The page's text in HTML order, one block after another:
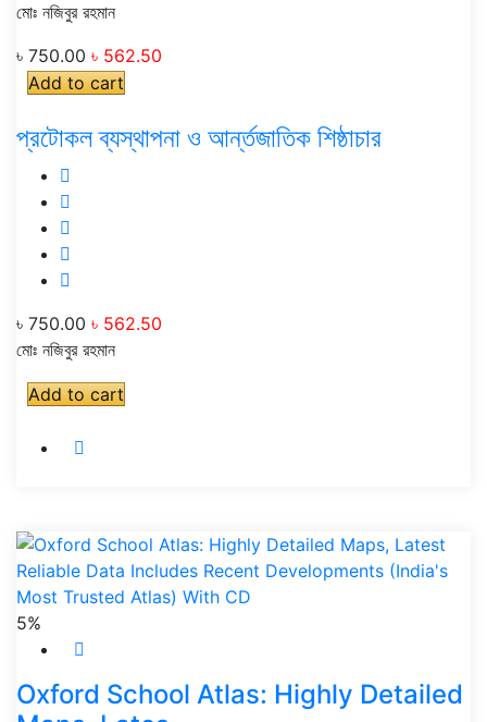
মোঃ নজিবুর রহমান
৳ 750.00 ৳ 562.50
Add to cart
প্রটোকল ব্যস্থাপনা ও আর্ন্তজাতিক শিষ্ঠাচার
৳ 750.00 ৳ 562.50
মোঃ নজিবুর রহমান
Add to cart
5%
Oxford School Atlas: Highly Detailed